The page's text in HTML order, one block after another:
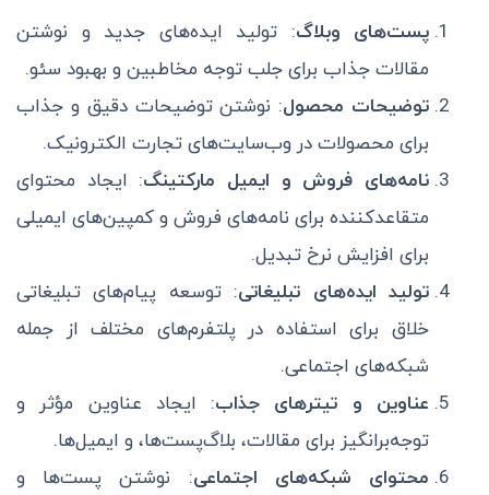
پست‌های وبلاگ: تولید ایده‌های جدید و نوشتن
مقالات جذاب برای جلب توجه مخاطبین و بهبود سئو.
توضیحات محصول: نوشتن توضیحات دقیق و جذاب
برای محصولات در وب‌سایت‌های تجارت الکترونیک.
نامه‌های فروش و ایمیل مارکتینگ: ایجاد محتوای
متقاعدکننده برای نامه‌های فروش و کمپین‌های ایمیلی
برای افزایش نرخ تبدیل.
تولید ایده‌های تبلیغاتی: توسعه پیام‌های تبلیغاتی
خلاق برای استفاده در پلتفرم‌های مختلف از جمله
شبکه‌های اجتماعی.
عناوین و تیترهای جذاب: ایجاد عناوین مؤثر و
توجه‌برانگیز برای مقالات، بلاگ‌پست‌ها، و ایمیل‌ها.
محتوای شبکه‌های اجتماعی: نوشتن پست‌ها و